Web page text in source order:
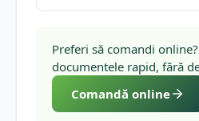
Preferi să comandi
documentele rapid, fără
Comandă online